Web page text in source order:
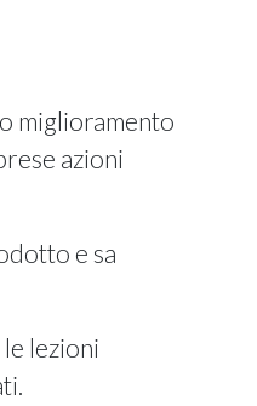
miglioramento
azioni
e sa
lezioni